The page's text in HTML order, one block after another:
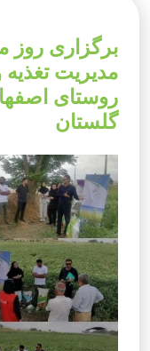
برگزاری
مدیریت
روستای
گلستان